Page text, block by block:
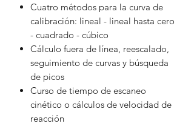
Cuatro métodos para la curva de
calibración: lineal - lineal hasta cero
- cuadrado - cúbico
Cálculo fuera de línea, reescalado,
seguimiento de curvas y búsqueda
de picos
Curso de tiempo de escaneo
cinético o cálculos de velocidad de
reacción